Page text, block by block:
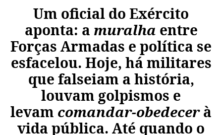
Um oficial do Exército
aponta: a muralha entre
Forças Armadas e política se
esfacelou. Hoje, há militares
que falseiam a história,
louvam golpismos e
levam comandar-obedecerà
vida pública. Até quando o